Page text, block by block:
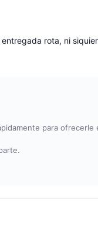
rota, ni
para